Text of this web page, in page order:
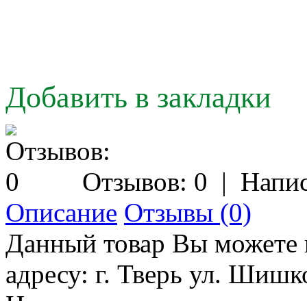
Добавить в закладки
Отзывов: 0 |
Описание Отзывы (0)
Данный товар Вы можете
адресу: г. Тверь ул.